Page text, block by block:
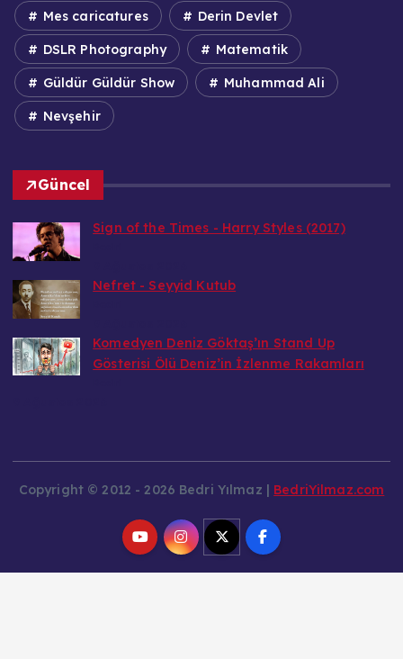
Mes caricatures Derin Devlet
DSLR Photography Matematik
Güldür Güldür Show Muhammad Ali
Nevşehir
Güncel
Sign of the Times - Harry Styles (2017)
Nefret - Seyyid Kutub
Komedyen Deniz Göktaş’ın Stand Up
Gösterisi Ölü Deniz’in İzlenme Rakamları
Copyright © 2012 - 2026 Bedri Yılmaz | BedriYilmaz.com